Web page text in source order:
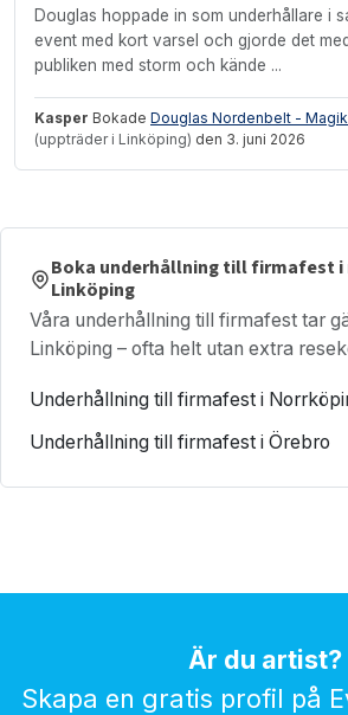
Douglas hoppade in som underhållare i
event med kort varsel och gjorde det
publiken med storm och kände ...
Kasper Bokade Douglas Nordenbelt -
(uppträder i Linköping) den 3. juni 2026
Boka underhållning till firmafest i
Linköping
Våra underhållning till firmafest tar
Linköping – ofta helt utan extra
Underhållning till firmafest i
Underhållning till firmafest i Örebro
Är du artist?
Skapa en gratis profil på